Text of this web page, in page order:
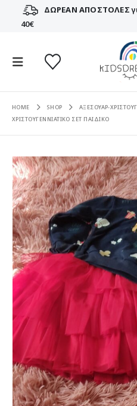
ΔΩΡΕΑΝ ΑΠΟΣΤΟΛΕΣ
40€
HOME SHOP ΑΞΕΣΟΥΑΡ-
ΧΡΙΣΤΟΥΓΕΝΝΙΑΤΙΚΟ ΣΕΤ ΠΑΙΔΙΚΟ